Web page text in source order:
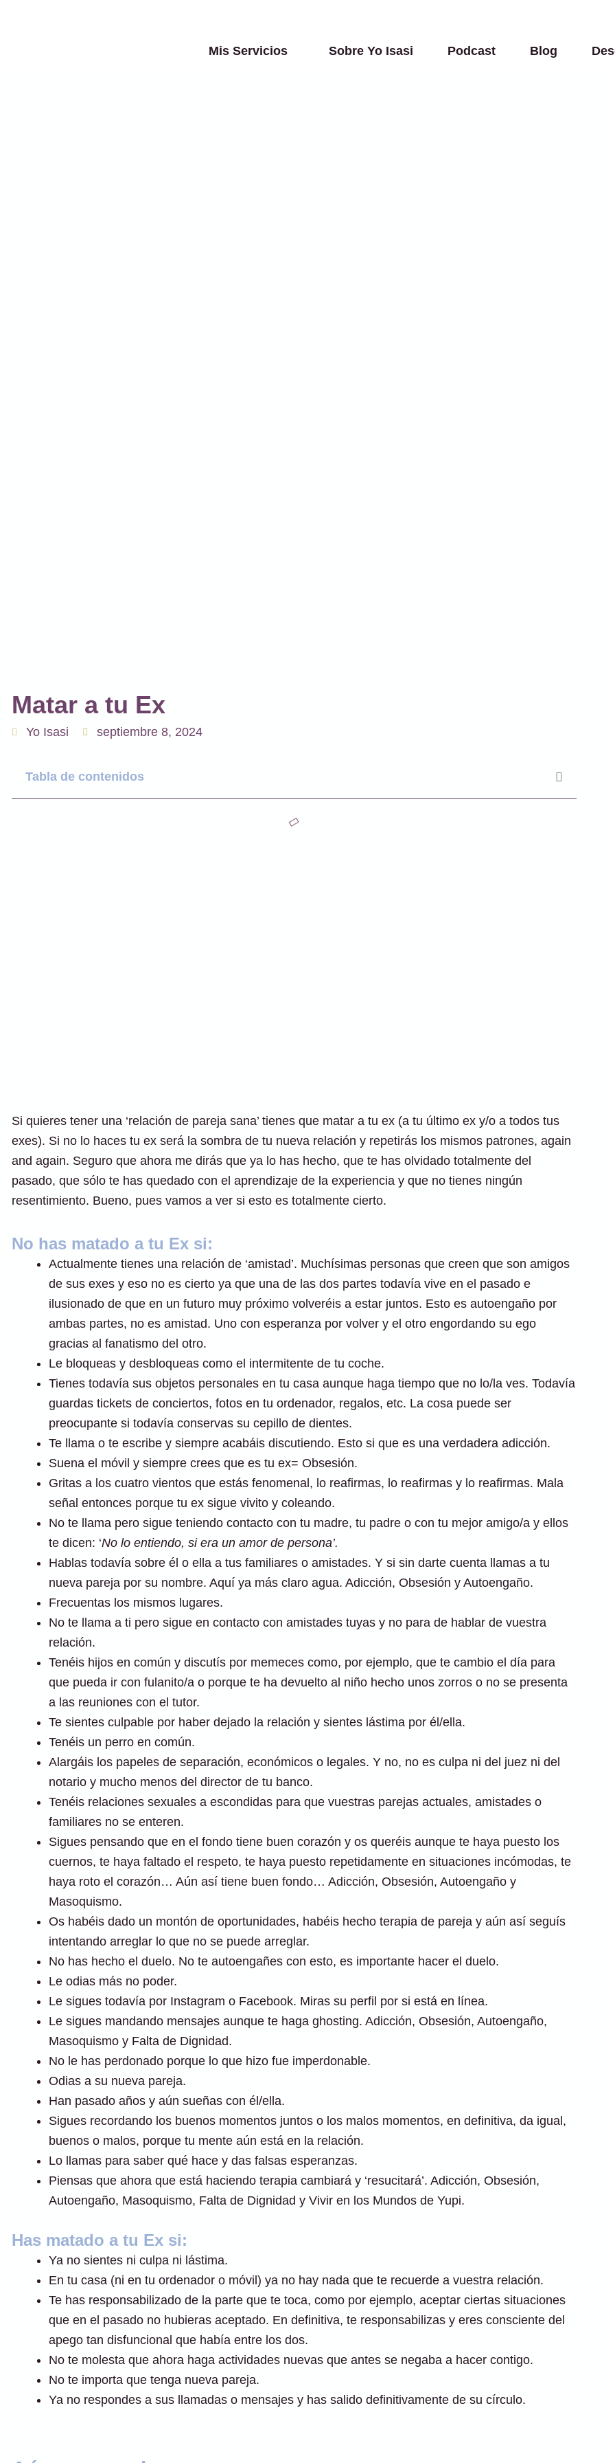
Mis Servicios Sobre Yo Isasi Podcast Blog
Matar a tu Ex
Yo Isasi septiembre 8, 2024
Tabla de contenidos
Si quieres tener una ‘relación de pareja sana’ tienes que matar a tu ex (a tu último ex y/o a todos tus
exes). Si no lo haces tu ex será la sombra de tu nueva relación y repetirás los mismos patrones, again
and again. Seguro que ahora me dirás que ya lo has hecho, que te has olvidado totalmente del
pasado, que sólo te has quedado con el aprendizaje de la experiencia y que no tienes ningún
resentimiento. Bueno, pues vamos a ver si esto es totalmente cierto.
No has matado a tu Ex si:
Actualmente tienes una relación de ‘amistad’. Muchísimas personas que creen que son amigos
de sus exes y eso no es cierto ya que una de las dos partes todavía vive en el pasado e
ilusionado de que en un futuro muy próximo volveréis a estar juntos. Esto es autoengaño por
ambas partes, no es amistad. Uno con esperanza por volver y el otro engordando su ego
gracias al fanatismo del otro.
Le bloqueas y desbloqueas como el intermitente de tu coche.
Tienes todavía sus objetos personales en tu casa aunque haga tiempo que no lo/la ves. Todavía
guardas tickets de conciertos, fotos en tu ordenador, regalos, etc. La cosa puede ser
preocupante si todavía conservas su cepillo de dientes.
Te llama o te escribe y siempre acabáis discutiendo. Esto si que es una verdadera adicción.
Suena el móvil y siempre crees que es tu ex= Obsesión.
Gritas a los cuatro vientos que estás fenomenal, lo reafirmas, lo reafirmas y lo reafirmas. Mala
señal entonces porque tu ex sigue vivito y coleando.
No te llama pero sigue teniendo contacto con tu madre, tu padre o con tu mejor amigo/a y ellos
te dicen: ‘No lo entiendo, si era un amor de persona’.
Hablas todavía sobre él o ella a tus familiares o amistades. Y si sin darte cuenta llamas a tu
nueva pareja por su nombre. Aquí ya más claro agua. Adicción, Obsesión y Autoengaño.
Frecuentas los mismos lugares.
No te llama a ti pero sigue en contacto con amistades tuyas y no para de hablar de vuestra
relación.
Tenéis hijos en común y discutís por memeces como, por ejemplo, que te cambio el día para
que pueda ir con fulanito/a o porque te ha devuelto al niño hecho unos zorros o no se presenta
a las reuniones con el tutor.
Te sientes culpable por haber dejado la relación y sientes lástima por él/ella.
Tenéis un perro en común.
Alargáis los papeles de separación, económicos o legales. Y no, no es culpa ni del juez ni del
notario y mucho menos del director de tu banco.
Tenéis relaciones sexuales a escondidas para que vuestras parejas actuales, amistades o
familiares no se enteren.
Sigues pensando que en el fondo tiene buen corazón y os queréis aunque te haya puesto los
cuernos, te haya faltado el respeto, te haya puesto repetidamente en situaciones incómodas, te
haya roto el corazón… Aún así tiene buen fondo… Adicción, Obsesión, Autoengaño y
Masoquismo.
Os habéis dado un montón de oportunidades, habéis hecho terapia de pareja y aún así seguís
intentando arreglar lo que no se puede arreglar.
No has hecho el duelo. No te autoengañes con esto, es importante hacer el duelo.
Le odias más no poder.
Le sigues todavía por Instagram o Facebook. Miras su perfil por si está en línea.
Le sigues mandando mensajes aunque te haga ghosting. Adicción, Obsesión, Autoengaño,
Masoquismo y Falta de Dignidad.
No le has perdonado porque lo que hizo fue imperdonable.
Odias a su nueva pareja.
Han pasado años y aún sueñas con él/ella.
Sigues recordando los buenos momentos juntos o los malos momentos, en definitiva, da igual,
buenos o malos, porque tu mente aún está en la relación.
Lo llamas para saber qué hace y das falsas esperanzas.
Piensas que ahora que está haciendo terapia cambiará y ‘resucitará’. Adicción, Obsesión,
Autoengaño, Masoquismo, Falta de Dignidad y Vivir en los Mundos de Yupi.
Has matado a tu Ex si:
Ya no sientes ni culpa ni lástima.
En tu casa (ni en tu ordenador o móvil) ya no hay nada que te recuerde a vuestra relación.
Te has responsabilizado de la parte que te toca, como por ejemplo, aceptar ciertas situaciones
que en el pasado no hubieras aceptado. En definitiva, te responsabilizas y eres consciente del
apego tan disfuncional que había entre los dos.
No te molesta que ahora haga actividades nuevas que antes se negaba a hacer contigo.
No te importa que tenga nueva pareja.
Ya no respondes a sus llamadas o mensajes y has salido definitivamente de su círculo.